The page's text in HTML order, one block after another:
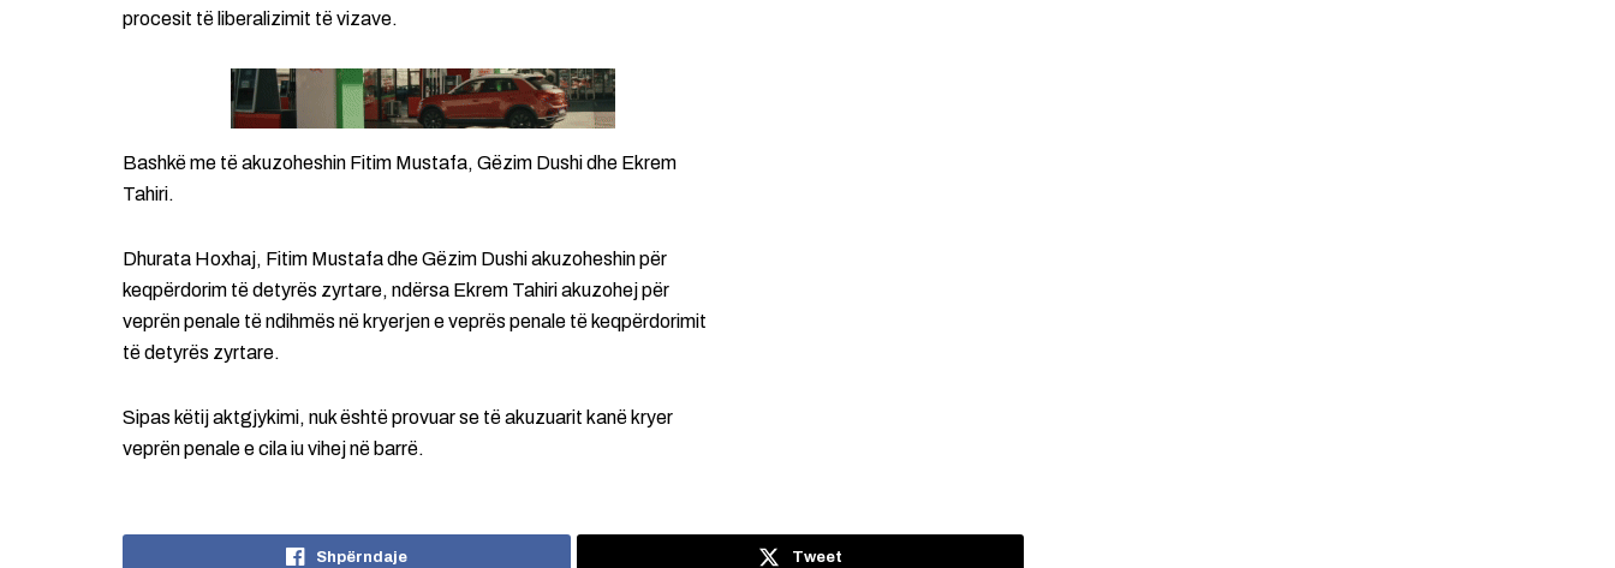
procesit të liberalizimit të vizave.
Bashkë me të akuzoheshin Fitim Mustafa, Gëzim Dushi dhe Ekrem
Tahiri.
Dhurata Hoxhaj, Fitim Mustafa dhe Gëzim Dushi akuzoheshin për
keqpërdorim të detyrës zyrtare, ndërsa Ekrem Tahiri akuzohej për
veprën penale të ndihmës në kryerjen e veprës penale të keqpërdorimit
të detyrës zyrtare.
Sipas këtij aktgjykimi, nuk është provuar se të akuzuarit kanë kryer
veprën penale e cila iu vihej në barrë.
Shpërndaje Tweet